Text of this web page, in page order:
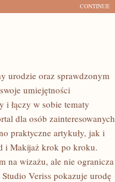
CONTINUE
urodzie oraz sprawdzonym
umiejętności
i łączy w sobie tematy
dla osób zainteresowanych
praktyczne artykuły, jak i
i Makijaż krok po kroku.
na wizażu, ale nie ogranicza
Veriss pokazuje urodę